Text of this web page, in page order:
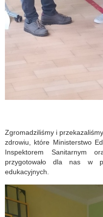
Zgromadziliśmy i
zdrowiu, które Ministerstwo
Inspektorem Sanitarnym
przygotowało dla nas w
edukacyjnych.